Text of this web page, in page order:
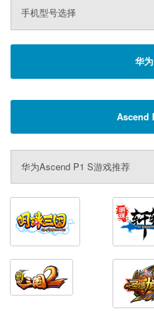
手机型号选择
华为
Ascend
华为Ascend P1 S游戏推荐